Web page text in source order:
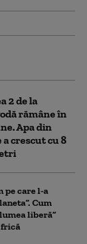
2 de la
rămâne în
Apa din
crescut cu 8
pe care l-a
Cum
liberă”